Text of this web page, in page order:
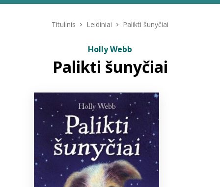
ELVIS atvyksta
Naujienos
Bibliotekoms
Titulinis Leidiniai Palikti šunyčiai
Holly Webb
Palikti šunyčiai